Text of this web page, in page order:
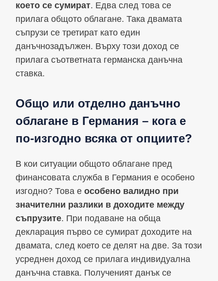
което се сумират. Едва след това се
прилага общото облагане. Така двамата
съпрузи се третират като един
данъчнозадължен. Върху този доход се
прилага съответната германска данъчна
ставка.
Общо или отделно данъчно
облагане в Германия – кога е
по-изгодно всяка от опциите?
В кои ситуации общото облагане пред
финансовата служба в Германия е особено
изгодно? Това е особено валидно при
значителни разлики в доходите между
съпрузите. При подаване на обща
декларация първо се сумират доходите на
двамата, след което се делят на две. За този
усреднен доход се прилага индивидуална
данъчна ставка. Полученият данък се